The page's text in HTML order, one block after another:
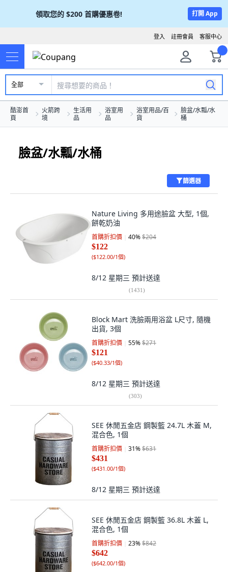
領取您的 $200 首購優惠卷! 打開 App
客服中心
註冊會員
登入
全部
酷澎首
頁
火箭跨
境
生活用
品
浴室用
品
浴室用品/百
貨
臉盆/水瓢/水
桶
臉盆/水瓢/水桶
篩選器
Nature Living 多用途臉盆 大型, 1個,
餅乾奶油
首購折扣價 40%$204
$122
($122.00/1個)
8/12 星期三 預計送達
(1431)
Block Mart 洗臉兩用浴盆 L尺寸, 隨機
出貨, 3個
首購折扣價 55%$271
$121
($40.33/1個)
8/12 星期三 預計送達
(303)
SEE 休閒五金店 鋼製籃 24.7L 木蓋 M,
混合色, 1個
首購折扣價 31%$631
$431
($431.00/1個)
8/12 星期三 預計送達
SEE 休閒五金店 鋼製籃 36.8L 木蓋 L,
混合色, 1個
首購折扣價 23%$842
$642
($642.00/1個)